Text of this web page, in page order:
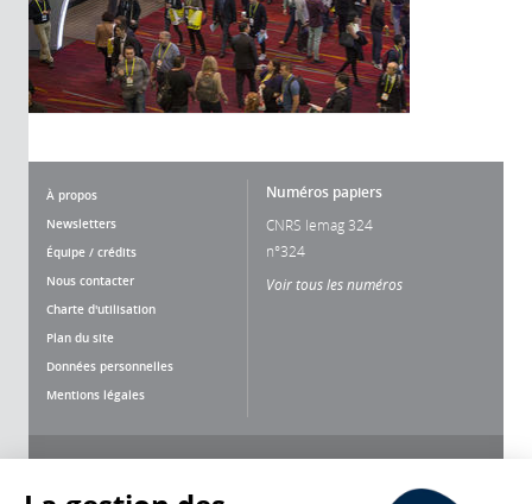
À propos
Newsletters
Équipe / crédits
Nous contacter
Charte d'utilisation
Plan du site
Données personnelles
Mentions légales
Numéros papiers
CNRS lemag 324
n°324
Voir tous les numéros